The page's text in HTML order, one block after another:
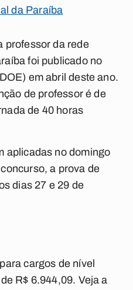
da Paraíba
professor da rede
foi publicado no
em abril deste ano.
de professor é de
de 40 horas
aplicadas no domingo
a prova de
dias 27 e 29 de
cargos de nível
R$ 6.944,09. Veja a